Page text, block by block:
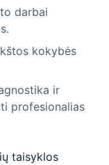
darbai
kokybės
ir
profesionalias
taisyklos